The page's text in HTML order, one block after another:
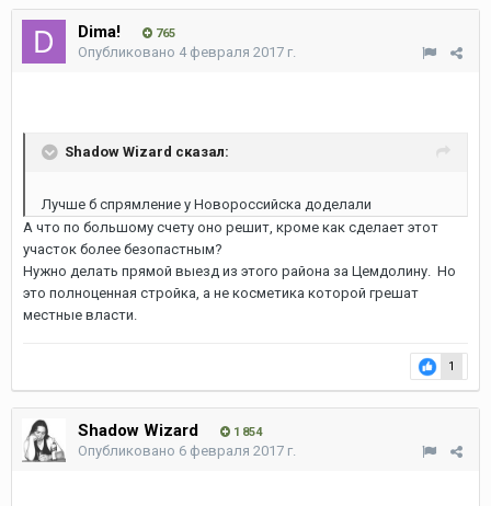
Dima! 765
Опубликовано 4 февраля 2017 г.
Shadow Wizard сказал:
Лучше б спрямление у Новороссийска доделали
А что по большому счету оно решит, кроме как сделает этот
участок более безопастным?
Нужно делать прямой выезд из этого района за Цемдолину. Но
это полноценная стройка, а не косметика которой грешат
местные власти.
1
Shadow Wizard 1 854
Опубликовано 6 февраля 2017 г.